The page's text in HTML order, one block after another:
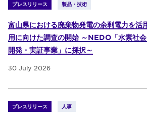
プレスリリース 製品・技術
富山県における廃棄物発電の余剰電力を活
用に向けた調査の開始 ～NEDO「水素社
開発・実証事業」に採択～
30 July 2026
プレスリリース 人事